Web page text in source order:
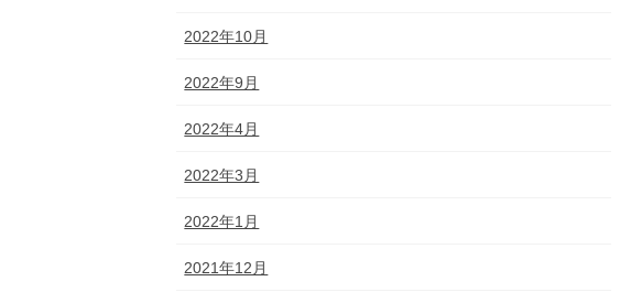
2022年10月
2022年9月
2022年4月
2022年3月
2022年1月
2021年12月